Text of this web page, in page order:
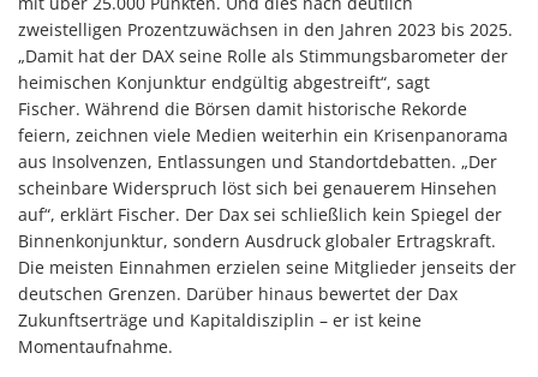
zweistelligen Prozentzuwächsen in den Jahren 2023 bis 2025.
„Damit hat der DAX seine Rolle als Stimmungsbarometer der
heimischen Konjunktur endgültig abgestreift“, sagt
Fischer. Während die Börsen damit historische Rekorde
feiern, zeichnen viele Medien weiterhin ein Krisenpanorama
aus Insolvenzen, Entlassungen und Standortdebatten. „Der
scheinbare Widerspruch löst sich bei genauerem Hinsehen
auf“, erklärt Fischer. Der Dax sei schließlich kein Spiegel der
Binnenkonjunktur, sondern Ausdruck globaler Ertragskraft.
Die meisten Einnahmen erzielen seine Mitglieder jenseits der
deutschen Grenzen. Darüber hinaus bewertet der Dax
Zukunftserträge und Kapitaldisziplin – er ist keine
Momentaufnahme.